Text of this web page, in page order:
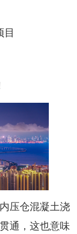
目
压仓混凝土浇
通，这也意味